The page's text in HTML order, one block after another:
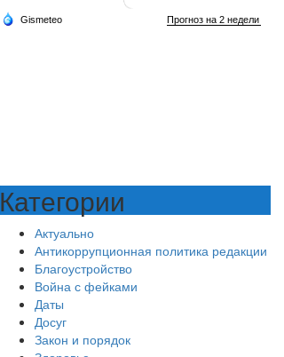
Категории
Актуально
Антикоррупционная политика редакции
Благоустройство
Война с фейками
Даты
Досуг
Закон и порядок